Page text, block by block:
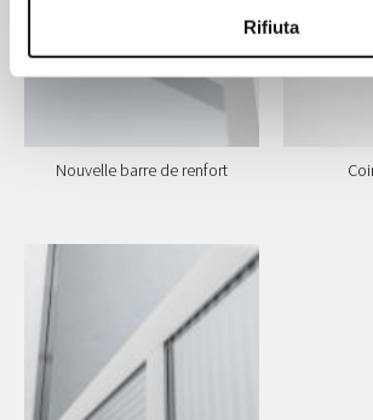
Rifiuta
Nouvelle barre de renfort